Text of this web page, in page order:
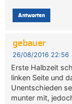
Antworten
gebauer
26/08/2016 22:56
Erste Halbzeit
linken Seite und
Unentschieden
munter mit,